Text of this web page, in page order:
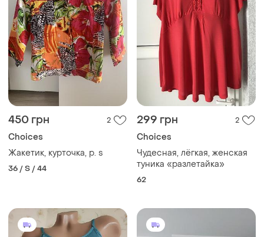
450 грн 2
Choices
Жакетик, курточка, р. s
36 / S / 44
299 грн 2
Choices
Чудесная, лёгкая, женская
туника «разлетайка»
62